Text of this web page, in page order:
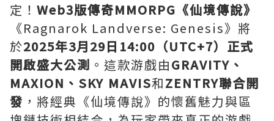
定！ Web3版傳奇MMORPG《仙境傳說》
《Ragnarok Landverse: Genesis》將
於2025年3月29日14:00（UTC+7）正式
開啟盛大公測 。這款游戲由GRAVITY、
MAXION、SKY MAVIS和ZENTRY聯合開
發 ，將經典《仙境傳說》的懷舊魅力與區